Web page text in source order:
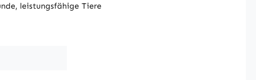
leistungsfähige Tiere